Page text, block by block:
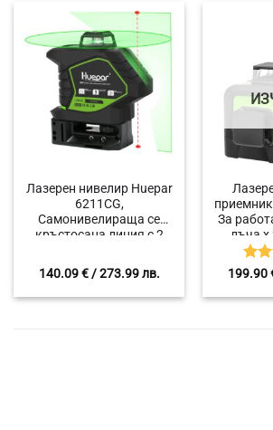
Лазерен нивелир Huepar
6211CG,
Самонивелираща се
кръстосана линия с 2
покритие
140.09€/ 273.99 лв.
За
лъча x
199.90